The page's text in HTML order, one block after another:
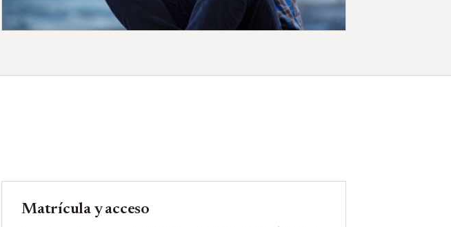
Matrícula y acceso